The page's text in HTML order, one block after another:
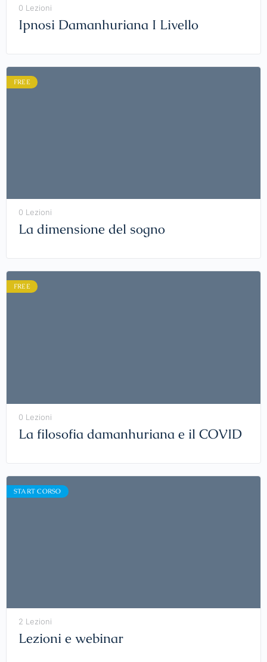
0 Lezioni
Ipnosi Damanhuriana I Livello
FREE
0 Lezioni
La dimensione del sogno
FREE
0 Lezioni
La filosofia damanhuriana e il COVID
START CORSO
2 Lezioni
Lezioni e webinar